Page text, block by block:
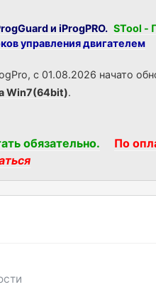
и iProgPRO. STool -
управления двигателем
с 01.08.2026 начато
Win7(64bit).
обязательно. По